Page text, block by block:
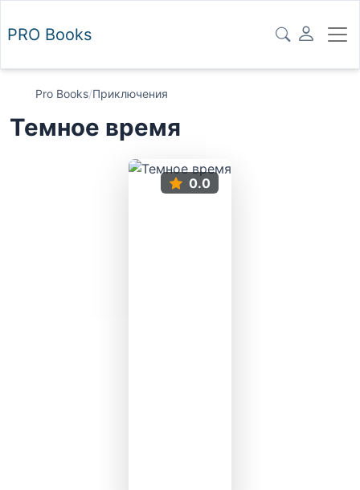
PRO Books
Pro Books/Приключения
Темное время
0.0